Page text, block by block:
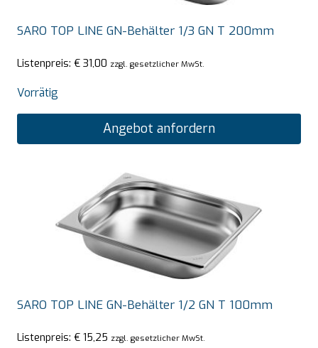
SARO TOP LINE GN-Behälter 1/3 GN T 200mm
Listenpreis: € 31,00 zzgl. gesetzlicher MwSt.
Vorrätig
Angebot anfordern
SARO TOP LINE GN-Behälter 1/2 GN T 100mm
Listenpreis: € 15,25 zzgl. gesetzlicher MwSt.